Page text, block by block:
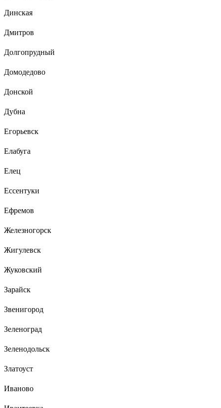
Динская
Дмитров
Долгопрудный
Домодедово
Донской
Дубна
Егорьевск
Елабуга
Елец
Ессентуки
Ефремов
Железногорск
Жигулевск
Жуковский
Зарайск
Звенигород
Зеленоград
Зеленодольск
Златоуст
Иваново